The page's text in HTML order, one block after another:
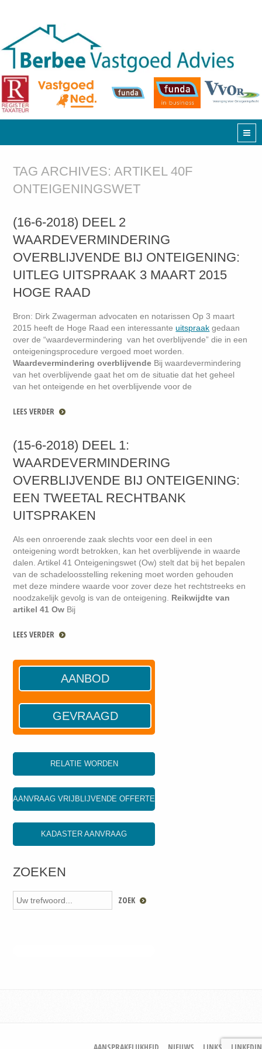
TAG ARCHIVES:ARTIKEL 40F
ONTEIGENINGSWET
(16-6-2018) DEEL 2
WAARDEVERMINDERING
OVERBLIJVENDE BIJ ONTEIGENING:
UITLEG UITSPRAAK 3 MAART 2015
HOGE RAAD
Bron: Dirk Zwagerman advocaten en notarissenOp 3 maart
2015 heeft de Hoge Raad een interessanteuitspraak gedaan
over de “waardevermindering van het overblijvende” die in een
onteigeningsprocedure vergoed moet worden.
Waardevermindering overblijvende Bij waardevermindering
van het overblijvende gaat het om de situatie dat het geheel
van het onteigende en het overblijvende voor de
LEES VERDER
(15-6-2018) DEEL 1:
WAARDEVERMINDERING
OVERBLIJVENDE BIJ ONTEIGENING:
EEN TWEETAL RECHTBANK
UITSPRAKEN
Als een onroerende zaak slechts voor een deel in een
onteigening wordt betrokken, kan het overblijvende in waarde
dalen. Artikel 41 Onteigeningswet (Ow) stelt dat bij het bepalen
van de schadeloosstelling rekening moet worden gehouden
met deze mindere waarde voor zover deze het rechtstreeks en
noodzakelijk gevolg is van de onteigening. Reikwijdte van
artikel 41 Ow Bij
LEES VERDER
AANBOD
GEVRAAGD
RELATIE WORDEN
AANVRAAG VRIJBLIJVENDE OFFERTE
KADASTER AANVRAAG
ZOEKEN